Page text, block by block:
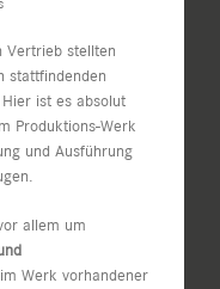
Vertrieb stellten
stattfindenden
ist es absolut
Produktions-Werk
und Ausführung
allem um
Werk vorhandener